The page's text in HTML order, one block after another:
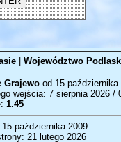
| Województwo
Grajewood 15 października
wejścia: 7 sierpnia 2026 /
1.45
października 2009
21 lutego 2026